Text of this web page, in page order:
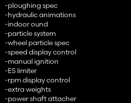
-ploughing spec
-hydraulic animations
-indoor ound
-particle system
-wheel particle spec
-speed display control
-manual ignition
-ES limiter
-rpm display control
-extra weights
-power shaft attacher